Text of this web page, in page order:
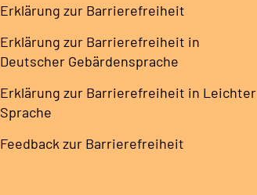
Erklärung zur Barrierefreiheit
Erklärung zur Barrierefreiheit in
Deutscher Gebärdensprache
Erklärung zur Barrierefreiheit in Leichter
Sprache
Feedback zur Barrierefreiheit